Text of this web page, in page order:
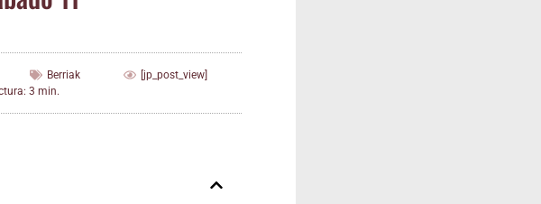
Berriak
[jp_post_view]
3 min.